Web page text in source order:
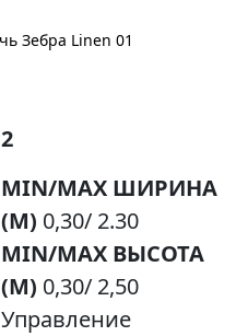
Зебра Linen 01
2
MIN/MAX ШИРИНА
(М) 0,30/ 2.30
MIN/MAX ВЫСОТА
(М) 0,30/ 2,50
Управление